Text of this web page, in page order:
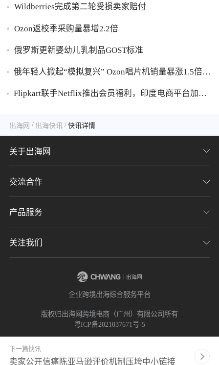
Wildberries完成第二轮受损卖家赔付
Ozon返校季采购量暴增2.2倍
俄罗斯更新婴幼儿乳制品GOST标准
俄年轻人掀起“模拟复兴” Ozon唱片机销量暴涨1.5倍黑
Flipkart联手Netflix推出会员福利，印度电商平台加码
出海网 / 出海快讯 / 快讯详情
关于出海网
关于我们
加入我们
隐私协议
交流合作
联系我们
意见反馈
产品服务
CHWE全球跨境电商展
关注我们
企业跨境出海综合服务平台
版权归出海网跨境电商（广州）有限公司所有
粤ICP备2021037671号-5
下一篇快讯
卖家公开信痛陈亚马逊评价机制压垮中小链接